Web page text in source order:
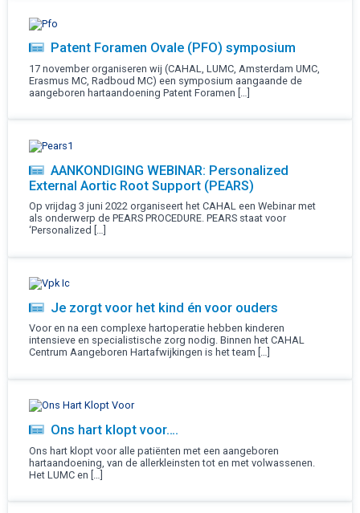
Patent Foramen Ovale (PFO) symposium
17 november organiseren wij (CAHAL, LUMC, Amsterdam UMC,
Erasmus MC, Radboud MC) een symposium aangaande de
aangeboren hartaandoening Patent Foramen […]
AANKONDIGING WEBINAR: Personalized
External Aortic Root Support (PEARS)
Op vrijdag 3 juni 2022 organiseert het CAHAL een Webinar met
als onderwerp de PEARS PROCEDURE. PEARS staat voor
‘Personalized […]
Je zorgt voor het kind én voor ouders
Voor en na een complexe hartoperatie hebben kinderen
intensieve en specialistische zorg nodig. Binnen het CAHAL
Centrum Aangeboren Hartafwijkingen is het team […]
Ons hart klopt voor….
Ons hart klopt voor alle patiënten met een aangeboren
hartaandoening, van de allerkleinsten tot en met volwassenen.
Het LUMC en […]